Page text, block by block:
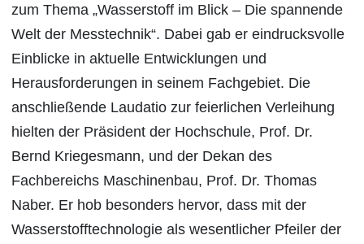
zum Thema „Wasserstoff im Blick – Die spannende
Welt der Messtechnik“. Dabei gab er eindrucksvolle
Einblicke in aktuelle Entwicklungen und
Herausforderungen in seinem Fachgebiet. Die
anschließende Laudatio zur feierlichen Verleihung
hielten der Präsident der Hochschule, Prof. Dr.
Bernd Kriegesmann, und der Dekan des
Fachbereichs Maschinenbau, Prof. Dr. Thomas
Naber. Er hob besonders hervor, dass mit der
Wasserstofftechnologie als wesentlicher Pfeiler der